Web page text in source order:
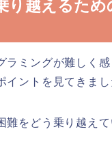
り越えるため
ラミングが難しく
イントを見てきまし
難をどう乗り越え